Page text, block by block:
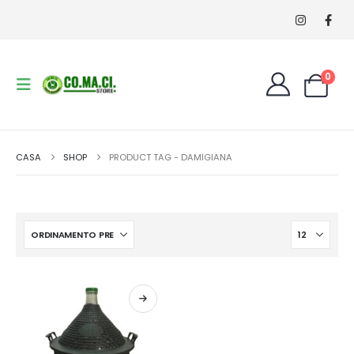
0
CASA SHOP PRODUCT TAG - DAMIGIANA